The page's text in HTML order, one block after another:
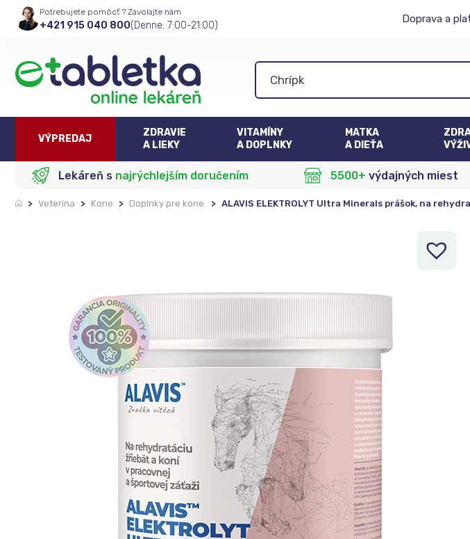
Potrebujete pomôcť ? Zavolajte nám
+421 915 040 800(Denne: 7:00-21:00)
Doprava a
VÝPREDAJ
ZDRAVIE
A LIEKY
VITAMÍNY
A DOPLNKY
MATKA
A DIEŤA
Lekáreň s najrýchlejším doručením 5500+ výdajných miest
> Veterina > Kone > Doplnky pre kone > ALAVIS ELEKTROLYT Ultra Minerals prášok, na